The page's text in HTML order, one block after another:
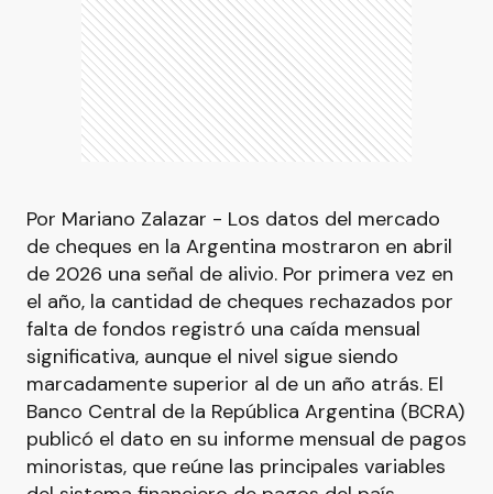
Por Mariano Zalazar - Los datos del mercado
de cheques en la Argentina mostraron en abril
de 2026 una señal de alivio. Por primera vez en
el año, la cantidad de cheques rechazados por
falta de fondos registró una caída mensual
significativa, aunque el nivel sigue siendo
marcadamente superior al de un año atrás. El
Banco Central de la República Argentina (BCRA)
publicó el dato en su informe mensual de pagos
minoristas, que reúne las principales variables